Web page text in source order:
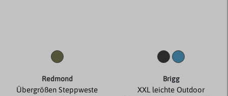
Redmond
Übergrößen Steppweste
Brigg
XXL leichte Outdoor